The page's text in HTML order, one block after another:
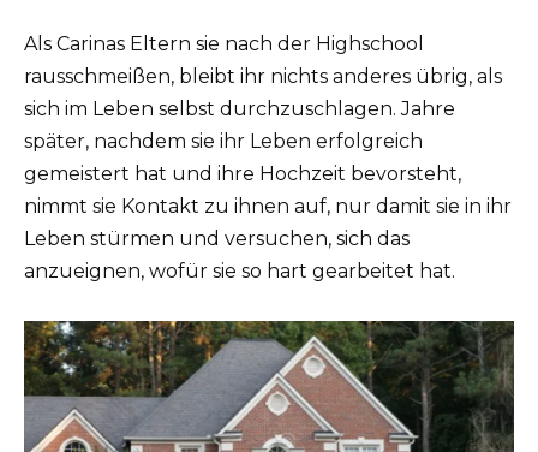
Als Carinas Eltern sie nach der Highschool
rausschmeißen, bleibt ihr nichts anderes übrig, als
sich im Leben selbst durchzuschlagen. Jahre
später, nachdem sie ihr Leben erfolgreich
gemeistert hat und ihre Hochzeit bevorsteht,
nimmt sie Kontakt zu ihnen auf, nur damit sie in ihr
Leben stürmen und versuchen, sich das
anzueignen, wofür sie so hart gearbeitet hat.